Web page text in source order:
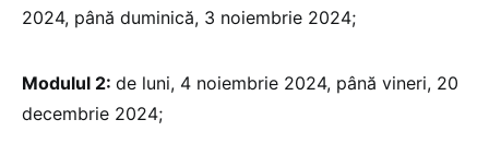
2024, până duminică, 3 noiembrie 2024;
Modulul 2: de luni, 4 noiembrie 2024, până vineri, 20
decembrie 2024;